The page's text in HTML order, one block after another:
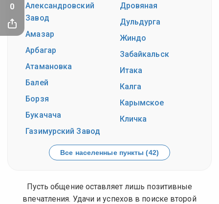
Александровский
Завод
Амазар
Арбагар
Атамановка
Балей
Борзя
Букачача
Газимурский Завод
Дровяная
Дульдурга
Жиндо
Забайкальск
Итака
Калга
Карымское
Кличка
Все населенные пункты (42)
Пусть общение оставляет лишь позитивные
впечатления. Удачи и успехов в поиске второй
0